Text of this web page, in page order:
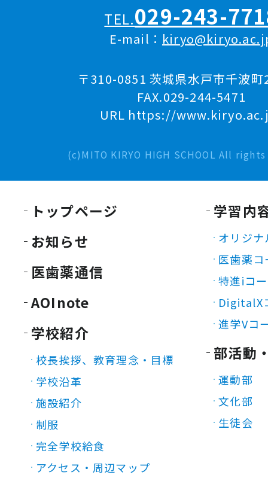
TEL.029-243-
E-mail：
〒310-0851 茨城県水戸市千波
FAX.029-244-5471
URL https://
(c)MITO KIRYO HIGH SCHOOL All
トップページ
お知らせ
医歯薬通信
AOInote
学校紹介
校長挨拶、教育理念・目標
学校沿革
施設紹介
制服
完全学校給食
アクセス・周辺マップ
学習内
オリジ
医歯薬コ
特進iコ
DigitalX
進学Vコ
部活動
運動部
文化部
生徒会